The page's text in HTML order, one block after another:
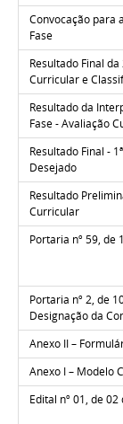
Convocação para
Fase
Resultado Final da
Curricular e
Resultado da
Fase - Avaliação
Resultado Final -
Desejado
Resultado
Curricular
Portaria nº 59, de
Portaria nº 2, de
Designação da
Anexo II –
Anexo I – Modelo
Edital nº 01, de